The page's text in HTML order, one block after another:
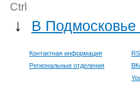
Ctrl
↓ В Подмосковье
Контактная информация
Региональные отделения